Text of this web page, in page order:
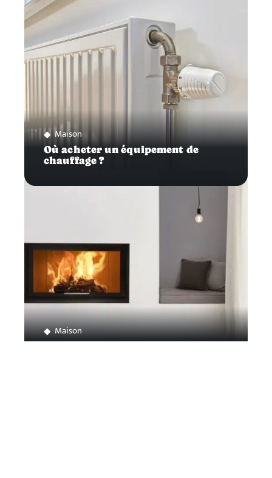
Maison
Où acheter un équipement de
chauffage ?
Maison